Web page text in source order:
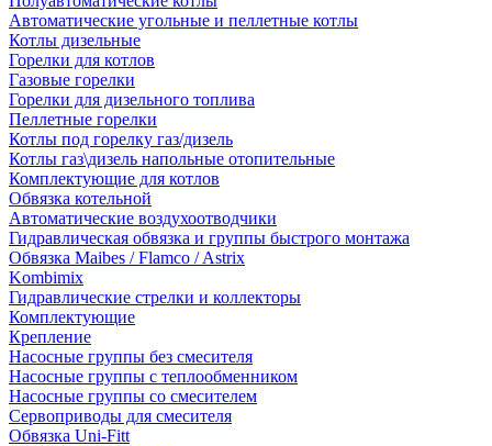
Автоматические угольные и пеллетные котлы
Котлы дизельные
Горелки для котлов
Газовые горелки
Горелки для дизельного топлива
Пеллетные горелки
Котлы под горелку газ/дизель
Котлы газ\дизель напольные отопительные
Комплектующие для котлов
Обвязка котельной
Автоматические воздухоотводчики
Гидравлическая обвязка и группы быстрого монтажа
Обвязка Maibes / Flamco / Astrix
Kombimix
Гидравлические стрелки и коллекторы
Комплектующие
Крепление
Насосные группы без смесителя
Насосные группы с теплообменником
Насосные группы со смесителем
Сервоприводы для смесителя
Обвязка Uni-Fitt